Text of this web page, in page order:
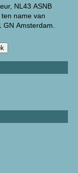
NL43 ASNB
name van
Amsterdam.